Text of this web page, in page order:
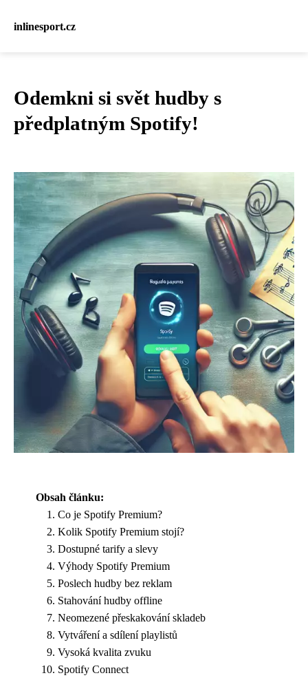
inlinesport.cz
Odemkni si svět hudby s
předplatným Spotify!
Obsah článku:
Co je Spotify Premium?
Kolik Spotify Premium stojí?
Dostupné tarify a slevy
Výhody Spotify Premium
Poslech hudby bez reklam
Stahování hudby offline
Neomezené přeskakování skladeb
Vytváření a sdílení playlistů
Vysoká kvalita zvuku
Spotify Connect